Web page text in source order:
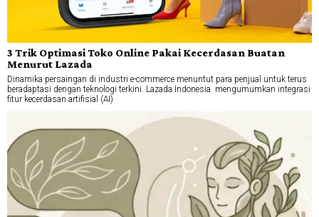
3 Trik Optimasi Toko Online Pakai Kecerdasan Buatan
Menurut Lazada
Dinamika persaingan di industri e-commerce menuntut para penjual untuk terus
beradaptasi dengan teknologi terkini. Lazada Indonesia mengumumkan integrasi
fitur kecerdasan artifisial (AI)